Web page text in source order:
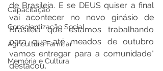
Capacitação
Conscientização Social
Agricultura Familiar
Memória e Cultura
de Brasileia. E se DEUS quiser a final
vai acontecer no novo ginásio de
Brasileia que estamos trabalhando
para que até meados de outubro
vamos entregar para a comunidade"
destacou.